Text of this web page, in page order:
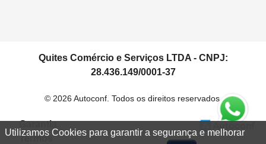
Utilizamos Cookies para garantir a segurança e melhorar
Quites Comércio e Serviços LTDA - CNPJ:
28.436.149/0001-37
© 2026 Autoconf. Todos os direitos reservados.
Garantia
Termos